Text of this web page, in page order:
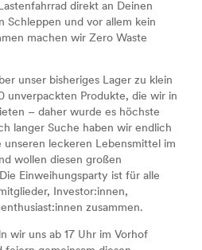
direkt an Deinen
Schleppen und vor allem kein
machen wir Zero Waste
unser bisheriges Lager zu klein
unverpackten Produkte, die wir in
– daher wurde es höchste
langer Suche haben wir endlich
unseren leckeren Lebensmittel im
wollen diesen großen
Einweihungsparty ist für alle
Investor:innen,
zusammen.
wir uns ab 17 Uhr im Vorhof